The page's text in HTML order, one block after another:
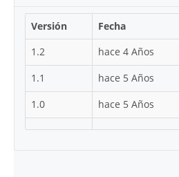
Versión Fecha
1.2
hace 4 Años
1.1
hace 5 Años
1.0
hace 5 Años